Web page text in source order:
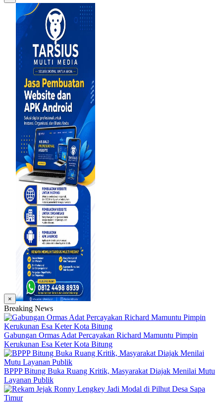
×
Breaking News
Gabungan Ormas Adat Percayakan Richard Mamuntu Pimpin
Kerukunan Esa Keter Kota Bitung
BPPP Bitung Buka Ruang Kritik, Masyarakat Diajak Menilai Mutu
Layanan Publik